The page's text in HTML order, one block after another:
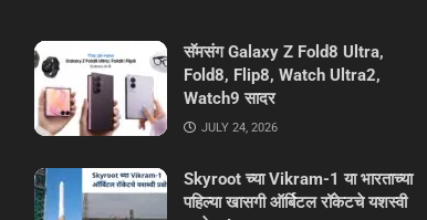
सॅमसंग Galaxy Z Fold8 Ultra,
Fold8, Flip8, Watch Ultra2,
Watch9 सादर
JULY 24, 2026
Skyroot च्या Vikram-1 या भारताच्या
पहिल्या खासगी ऑर्बिटल रॉकेटचे यशस्वी